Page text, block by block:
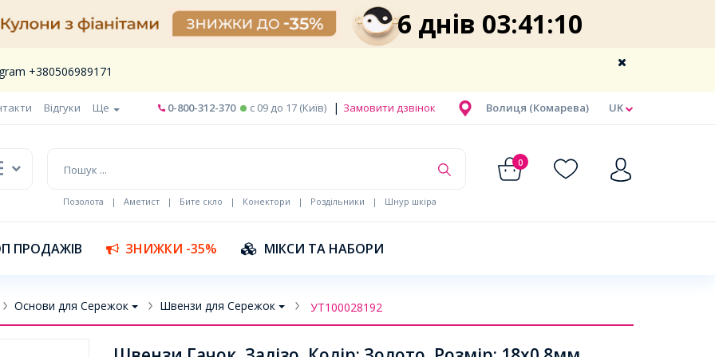
6 днів 03:41:10
+380506989171
Відгуки Ще UK
Волиця (Комарева)
0-800-312-370 c 09 до 17 (Київ) | Замовити дзвінок
0
Позолота | Аметист | Бите скло | Конектори | Роздільники | Шнур шкіра
ПРОДАЖІВ ЗНИЖКИ -35% МІКСИ ТА НАБОРИ
Основи для Сережок Швензи для Сережок УТ100028192